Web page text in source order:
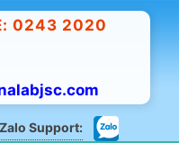
0243 2020
Zalo Support: